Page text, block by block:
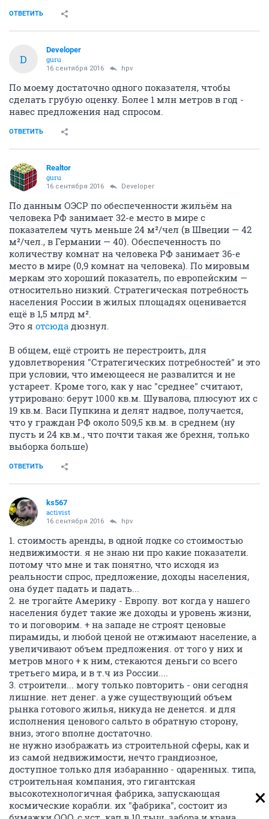
ОТВЕТИТЬ
D
Developer
guru
16 сентября 2016 hpv
По моему достаточно одного показателя, чтобы
сделать грубую оценку. Более 1 млн метров в год -
навес предложения над спросом.
ОТВЕТИТЬ
Realtor
guru
16 сентября 2016 Developer
По данным ОЭСР по обеспеченности жильём на
человека РФ занимает 32-е место в мире с
показателем чуть меньше 24 м²/чел (в Швеции — 42
м²/чел., в Германии — 40). Обеспеченность по
количеству комнат на человека РФ занимает 36-е
место в мире (0,9 комнат на человека). По мировым
меркам это хороший показатель, по европейским —
относительно низкий. Стратегическая потребность
населения России в жилых площадях оценивается
ещё в 1,5 млрд м².
Это я отсюда дюзнул.
В общем, ещё строить не перестроить, для
удовлетворения "Стратегических потребностей" и это
при условии, что имеющееся не развалится и не
устареет. Кроме того, как у нас "среднее" считают,
утрировано: берут 1000 кв.м. Шувалова, плюсуют их с
19 кв.м. Васи Пупкина и делят надвое, получается,
что у граждан РФ около 509,5 кв.м. в среднем (ну
пусть и 24 кв.м., что почти такая же брехня, только
выборка больше)
ОТВЕТИТЬ
ks567
activist
16 сентября 2016 hpv
1. стоимость аренды, в одной лодке со стоимостью
недвижимости. я не знаю ни про какие показатели.
потому что мне и так понятно, что исходя из
реальности спрос, предложение, доходы населения,
она будет падать и падать...
2. не трогайте Америку - Европу. вот когда у нашего
населения будет такие же доходы и уровень жизни,
то и поговорим. + на западе не строят ценовые
пирамиды, и любой ценой не отжимают население, а
увеличивают объем предложения. от того у них и
метров много + к ним, стекаются деньги со всего
третьего мира, и в т.ч из России....
3. строители... могу только повторить - они сегодня
лишние. нет денег. а уже существующий объем
рынка готового жилья, никуда не денется. и для
исполнения ценового сальто в обратную сторону,
вниз, этого вполне достаточно.
не нужно изображать из строительной сферы, как и
из самой недвижимости, нечто грандиозное,
доступное только для избараннно - одаренных. типа,
строительная компания, это гигантская
высокотехнологичная фабрика, запускающая
космические корабли. их "фабрика", состоит из